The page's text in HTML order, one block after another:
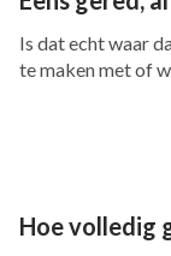
Is dat echt waar
te maken met of
Hoe volledig